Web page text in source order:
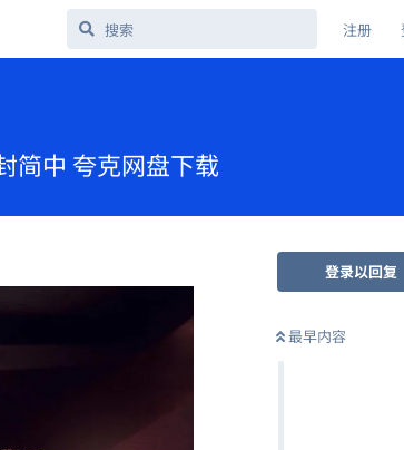
注册
简中 夸克网盘下载
登录以回复
最早内容